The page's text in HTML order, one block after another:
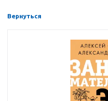
Вернуться